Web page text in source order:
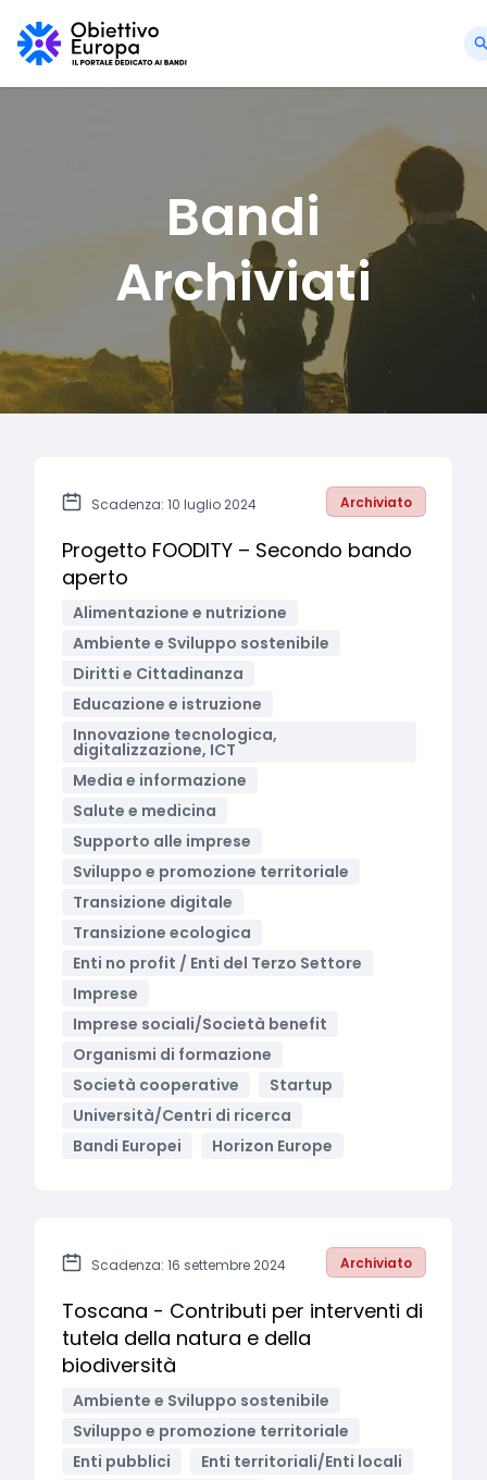
Bandi
Archiviati
Scadenza: 10 luglio 2024 Archiviato
Progetto FOODITY – Secondo bando
aperto
Alimentazione e nutrizione
Ambiente e Sviluppo sostenibile
Diritti e Cittadinanza
Educazione e istruzione
Innovazione tecnologica,
digitalizzazione, ICT
Media e informazione
Salute e medicina
Supporto alle imprese
Sviluppo e promozione territoriale
Transizione digitale
Transizione ecologica
Enti no profit / Enti del Terzo Settore
Imprese
Imprese sociali/Società benefit
Organismi di formazione
Società cooperative
Startup
Università/Centri di ricerca
Bandi Europei
Horizon Europe
Scadenza: 16 settembre 2024 Archiviato
Toscana - Contributi per interventi di
tutela della natura e della
biodiversità
Ambiente e Sviluppo sostenibile
Sviluppo e promozione territoriale
Enti pubblici
Enti territoriali/Enti locali